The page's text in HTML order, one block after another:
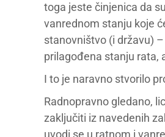
toga jeste činjenica da
vanrednom stanju koje
stanovništvo (i državu)
prilagođena stanju rata,
I to je naravno stvorilo
Radnopravno gledano,
zaključiti iz navedenih